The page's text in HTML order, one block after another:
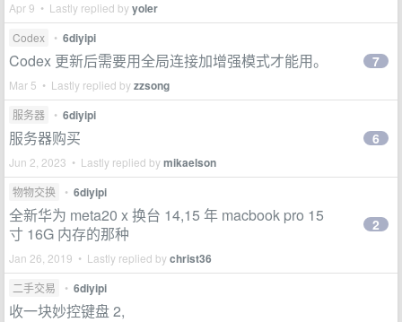
Apr 9 • Lastly replied byyoler
Codex • 6diyipi
Codex 更新后需要用全局连接加增强模式才能用。
Mar 5 • Lastly replied byzzsong
7
服务器 • 6diyipi
服务器购买
Jun 2, 2023 • Lastly replied bymikaelson
6
物物交换 • 6diyipi
全新华为 meta20 x 换台 14,15 年 macbook pro 15
寸 16G 内存的那种
Jan 26, 2019 • Lastly replied bychrist36
2
二手交易 • 6diyipi
收一块妙控键盘 2,